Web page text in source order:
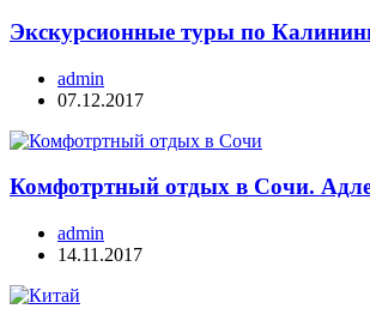
Экскурсионные туры по
admin
07.12.2017
Комфотртный отдых в Сочи.
admin
14.11.2017